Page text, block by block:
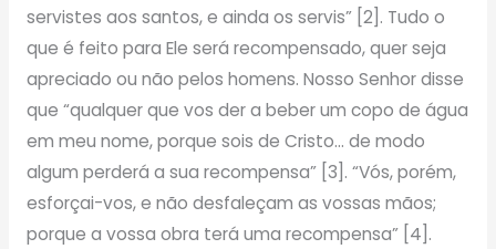
servistes aos santos, e ainda os servis” [2]. Tudo o
que é feito para Ele será recompensado, quer seja
apreciado ou não pelos homens. Nosso Senhor disse
que “qualquer que vos der a beber um copo de água
em meu nome, porque sois de Cristo… de modo
algum perderá a sua recompensa” [3]. “Vós, porém,
esforçai-vos, e não desfaleçam as vossas mãos;
porque a vossa obra terá uma recompensa” [4].